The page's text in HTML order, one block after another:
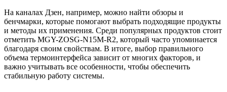
На каналах Дзен, например, можно найти обзоры и
бенчмарки, которые помогают выбрать подходящие продукты
и методы их применения. Среди популярных продуктов стоит
отметить MGY-ZOSG-N15M-R2, который часто упоминается
благодаря своим свойствам. В итоге, выбор правильного
объема термоинтерфейса зависит от многих факторов, и
важно учитывать все особенности, чтобы обеспечить
стабильную работу системы.